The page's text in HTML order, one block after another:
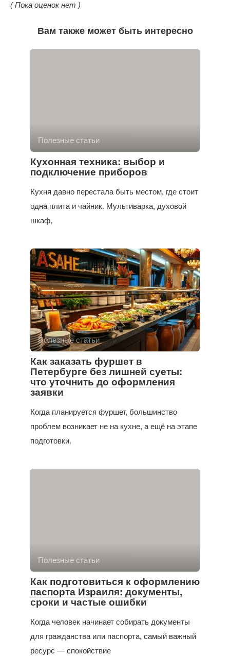
( Пока оценок нет )
Вам также может быть интересно
Полезные статьи
Кухонная техника: выбор и
подключение приборов
Кухня давно перестала быть местом, где стоит
одна плита и чайник. Мультиварка, духовой
шкаф,
Полезные статьи
Как заказать фуршет в
Петербурге без лишней суеты:
что уточнить до оформления
заявки
Когда планируется фуршет, большинство
проблем возникает не на кухне, а ещё на этапе
подготовки.
Полезные статьи
Как подготовиться к оформлению
паспорта Израиля: документы,
сроки и частые ошибки
Когда человек начинает собирать документы
для гражданства или паспорта, самый важный
ресурс — спокойствие